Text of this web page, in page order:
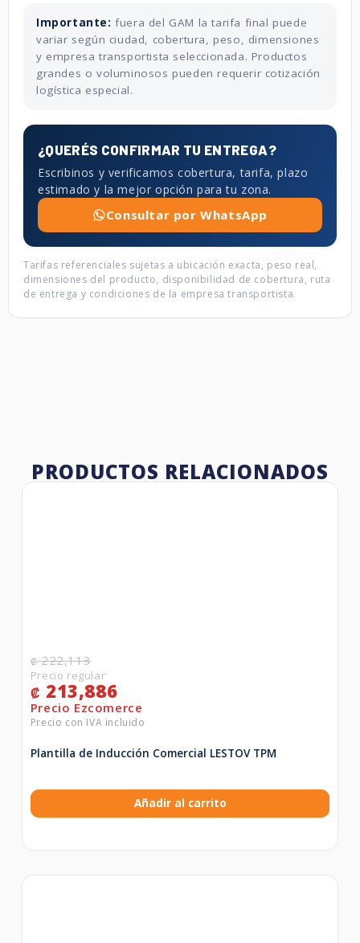
Importante: fuera del GAM la tarifa final puede
variar según ciudad, cobertura, peso, dimensiones
y empresa transportista seleccionada. Productos
grandes o voluminosos pueden requerir cotización
logística especial.
¿QUERÉS CONFIRMAR TU ENTREGA?
Escribinos y verificamos cobertura, tarifa, plazo
estimado y la mejor opción para tu zona.
Consultar por WhatsApp
Tarifas referenciales sujetas a ubicación exacta, peso real,
dimensiones del producto, disponibilidad de cobertura, ruta
de entrega y condiciones de la empresa transportista.
PRODUCTOS RELACIONADOS
₡222,113
₡ 213,886
Plantilla de Inducción Comercial LESTOV TPM
Añadir al carrito